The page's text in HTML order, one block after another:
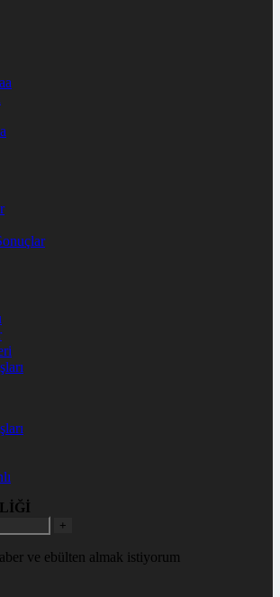
+
ve ebülten almak istiyorum